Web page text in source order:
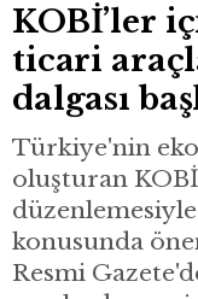
KOBİ’ler
ticari
dalgası
Türkiye'nin
oluşturan
konusunda
Resmi